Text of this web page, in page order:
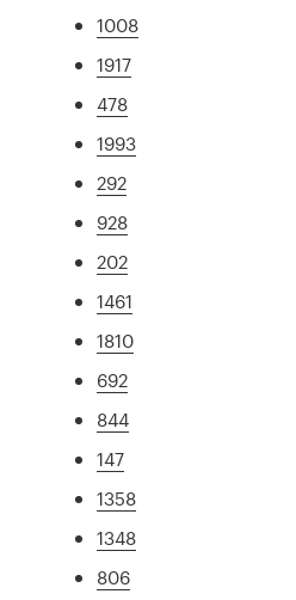
1008
1917
478
1993
292
928
202
1461
1810
692
844
147
1358
1348
806